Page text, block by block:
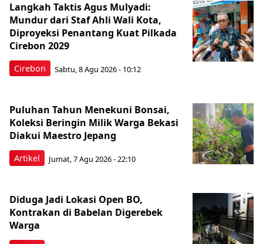
Cirebon
Langkah Taktis Agus Mulyadi:
Mundur dari Staf Ahli Wali Kota,
Diproyeksi Penantang Kuat Pilkada
Cirebon 2029
Sabtu, 8 Agu 2026 - 10:12
Artikel
Puluhan Tahun Menekuni Bonsai,
Koleksi Beringin Milik Warga Bekasi
Diakui Maestro Jepang
Jumat, 7 Agu 2026 - 22:10
Diduga Jadi Lokasi Open BO,
Kontrakan di Babelan Digerebek
Warga